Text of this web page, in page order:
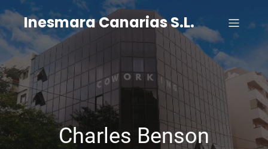
Inesmara Canarias S.L.
Charles Benson